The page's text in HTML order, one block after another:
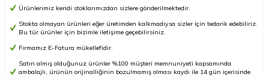
Ürünlerimiz kendi stoklarımızdan sizlere gönderilmektedir.
Stokta olmayan ürünleri eğer üretimden kalkmadıysa sizler için tedarik edebiliriz.
Bu tür ürünler için bizimle iletişime geçebilirsiniz.
Firmamız E-Fatura mükellefidir.
Satın almış olduğunuz ürünler %100 müşteri memnuniyeti kapsamında
ambalajlı, ürünün orijinalliğinin bozulmamış olması kaydı ile 14 gün içerisinde